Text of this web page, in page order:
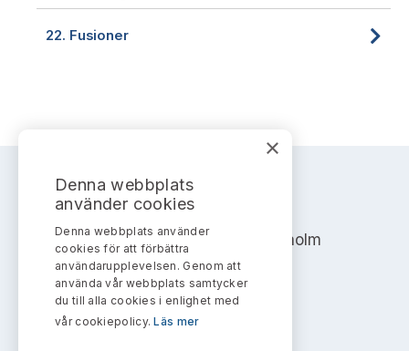
22. Fusioner
AKTIEMARKNADSNÄMNDEN
Address: Box 7354, 103 90 Stockholm
0700070707
info@aktiemarknadsnamnden.se
×
Denna webbplats
använder cookies
Denna webbplats använder
cookies för att förbättra
användarupplevelsen. Genom att
använda vår webbplats samtycker
du till alla cookies i enlighet med
vår cookiepolicy.Läs mer